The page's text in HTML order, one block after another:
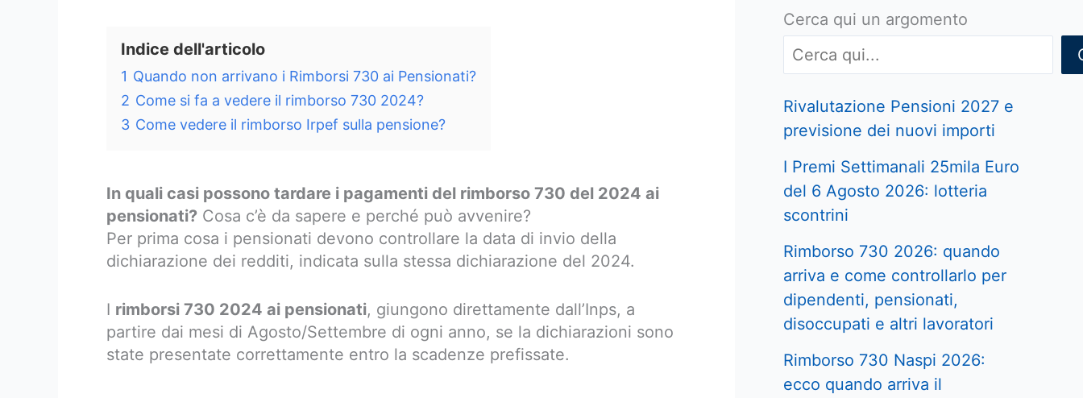
Indice dell'articolo
1 Quando non arrivano i Rimborsi 730 ai Pensionati?
2 Come si fa a vedere il rimborso 730 2024?
3 Come vedere il rimborso Irpef sulla pensione?
In quali casi possono tardare i pagamenti del rimborso 730 del 2024 ai
pensionati? Cosa c’è da sapere e perché può avvenire?
Per prima cosa i pensionati devono controllare la data di invio della
dichiarazione dei redditi, indicata sulla stessa dichiarazione del 2024.
I rimborsi 730 2024 ai pensionati, giungono direttamente dall’Inps, a
partire dai mesi di Agosto/Settembre di ogni anno, se la dichiarazioni sono
state presentate correttamente entro la scadenze prefissate.
Cerca qui un argomento
Rivalutazione Pensioni 2027 e
previsione dei nuovi importi
I Premi Settimanali 25mila Euro
del 6 Agosto 2026: lotteria
scontrini
Rimborso 730 2026: quando
arriva e come controllarlo per
dipendenti, pensionati,
disoccupati e altri lavoratori
Rimborso 730 Naspi 2026:
ecco quando arriva il